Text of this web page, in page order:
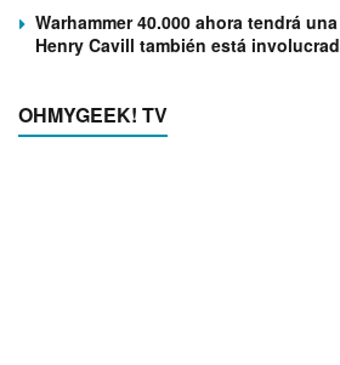
Warhammer 40.000 ahora tendrá
Henry Cavill también está
OHMYGEEK! TV